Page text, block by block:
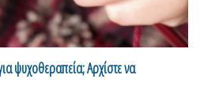
ψυχοθεραπεία; Αρχίστε να